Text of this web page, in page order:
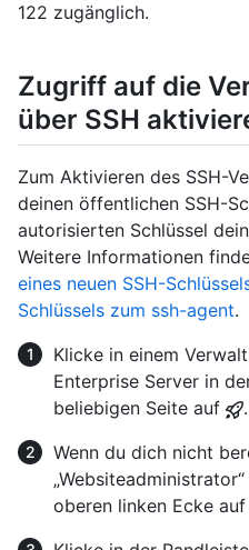
122 zugänglich.
Zugriff auf die
über SSH
Zum Aktivieren des SSH-
deinen öffentlichen SSH-
autorisierten Schlüssel
Weitere Informationen
eines neuen SSH-
Schlüssels zum ssh-agent.
Klicke in einem
Enterprise Server in
beliebigen Seite auf
.
Wenn du dich nicht
oberen linken Ecke auf